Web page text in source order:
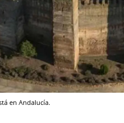
en Andalucía.